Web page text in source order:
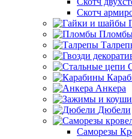
Скотч
Анкера
Дюбели
Саморезы